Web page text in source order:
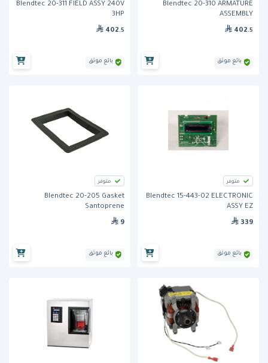
Blendtec 20-310 ARMATURE
ASSEMBLY
402 .5
بائع موثق
Blendtec 20-311 FIELD ASSY 240V
3HP
402 .5
بائع موثق
متوفر
Blendtec 15-443-02 ELECTRONIC
ASSY EZ
339
بائع موثق
متوفر
Blendtec 20-205 Gasket
Santoprene
9
بائع موثق